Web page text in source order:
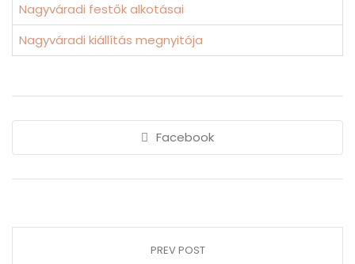
Nagyváradi festők alkotásai
Nagyváradi kiállítás megnyitója
Facebook
PREV POST